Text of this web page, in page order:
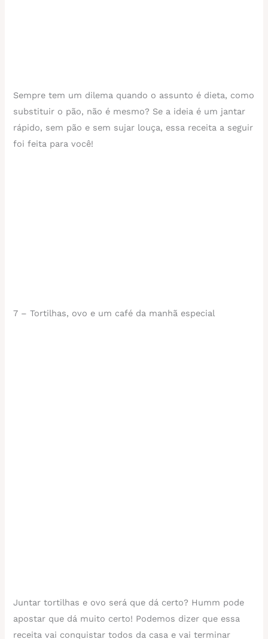
Sempre tem um dilema quando o assunto é dieta, como
substituir o pão, não é mesmo? Se a ideia é um jantar
rápido, sem pão e sem sujar louça, essa receita a seguir
foi feita para você!
7 – Tortilhas, ovo e um café da manhã especial
Juntar tortilhas e ovo será que dá certo? Humm pode
apostar que dá muito certo! Podemos dizer que essa
receita vai conquistar todos da casa e vai terminar